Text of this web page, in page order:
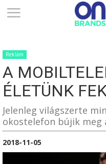
ONBRANDS
–
ALAPON
Reklám
A
ÉLETÜNK
Jelenleg világszerte
okostelefon bújik meg
2018-11-05